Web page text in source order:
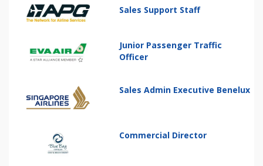
Sales Support Staff
Junior Passenger Traffic
Officer
Sales Admin Executive Benelux
Commercial Director